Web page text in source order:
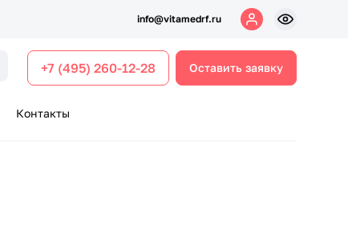
info@vitamedrf.ru
+7 (495) 260-12-28 Оставить заявку
Контакты